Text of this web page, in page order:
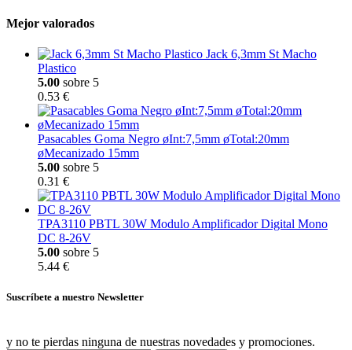
Mejor valorados
Jack 6,3mm St Macho
Plastico
5.00 sobre 5
0.53 €
Pasacables Goma Negro øInt:7,5mm øTotal:20mm
øMecanizado 15mm
5.00 sobre 5
0.31 €
TPA3110 PBTL 30W Modulo Amplificador Digital Mono
DC 8-26V
5.00 sobre 5
5.44 €
Suscríbete a nuestro Newsletter
y no te pierdas ninguna de nuestras novedades y promociones.